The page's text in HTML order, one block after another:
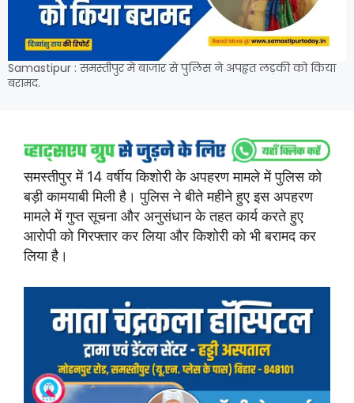
Samastipur : समस्तीपुर में बाजार से पुलिस ने अपहृत लड़की को किया
बरामद.
समस्तीपुर में 14 वर्षीय किशोरी के अपहरण मामले में पुलिस को
बड़ी कामयाबी मिली है। पुलिस ने बीते महीने हुए इस अपहरण
मामले में गुप्त सूचना और अनुसंधान के तहत कार्य करते हुए
आरोपी को गिरफ्तार कर लिया और किशोरी को भी बरामद कर
लिया है।